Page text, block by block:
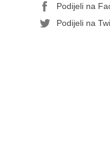
Podijeli na
Podijeli na